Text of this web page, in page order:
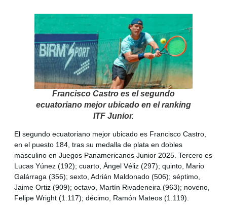
Francisco Castro es el segundo
ecuatoriano mejor ubicado en el ranking
ITF Junior.
El segundo ecuatoriano mejor ubicado es Francisco Castro,
en el puesto 184, tras su medalla de plata en dobles
masculino en Juegos Panamericanos Junior 2025. Tercero es
Lucas Yúnez (192); cuarto, Ángel Véliz (297); quinto, Mario
Galárraga (356); sexto, Adrián Maldonado (506); séptimo,
Jaime Ortiz (909); octavo, Martín Rivadeneira (963); noveno,
Felipe Wright (1.117); décimo, Ramón Mateos (1.119).